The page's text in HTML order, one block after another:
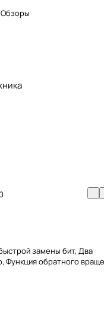
Обзоры
замены бит, Два
Функция обратного